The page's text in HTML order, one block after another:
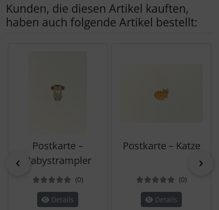
Kunden, die diesen Artikel kauften,
haben auch folgende Artikel bestellt:
zurück
Postkarte –
Babystrampler
(0Bewertungen
)
Details
Postkarte – Katze
(0)
Details